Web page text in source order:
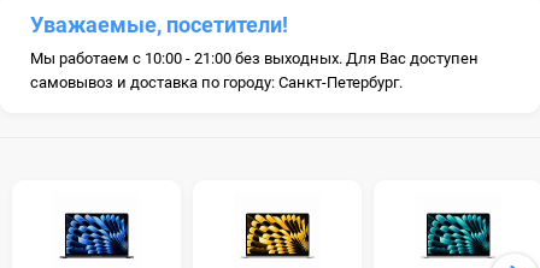
Уважаемые, посетители!
Мы работаем с 10:00 - 21:00 без выходных. Для Вас доступен
самовывоз и доставка по городу: Санкт-Петербург.